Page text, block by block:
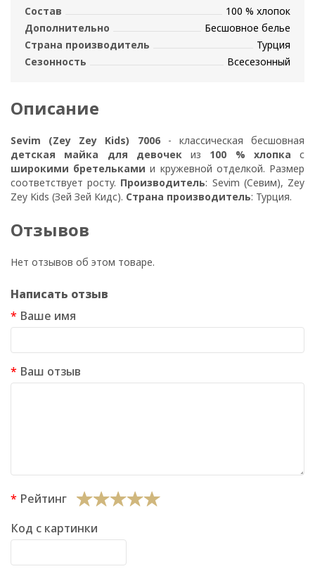
Состав
100 % хлопок
Дополнительно
Бесшовное белье
Страна производитель
Турция
Сезонность
Всесезонный
Описание
Sevim (Zey Zey Kids) 7006- классическая бесшовная
детская майка для девочекиз 100 % хлопка с
широкими бретельками и кружевной отделкой. Размер
соответствует росту. Производитель: Sevim (Севим), Zey
Zey Kids (Зей Зей Кидс). Страна производитель: Турция.
Отзывов
Нет отзывов об этом товаре.
Написать отзыв
Ваше имя
Ваш отзыв
Рейтинг
Код с картинки